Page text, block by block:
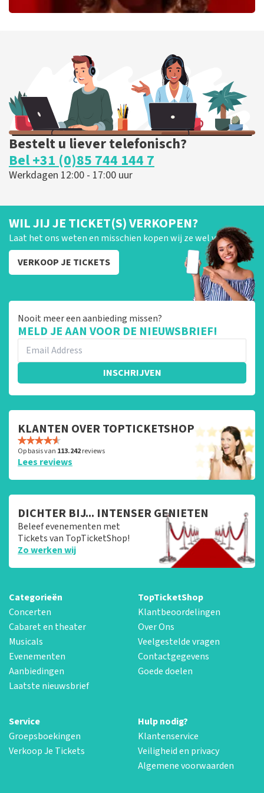
BESTEL NU
Bestelt u liever telefonisch?
Bel +31 (0)85 744 144 7
Werkdagen 12:00 - 17:00 uur
WIL JIJ JE TICKET(S) VERKOPEN?
Laat het ons weten en misschien kopen wij ze wel van je!
VERKOOP JE TICKETS
Nooit meer een aanbieding missen?
MELD JE AAN VOOR DE NIEUWSBRIEF!
INSCHRIJVEN
KLANTEN OVER TOPTICKETSHOP
Op basis van 113.242reviews
Lees reviews
DICHTER BIJ... INTENSER GENIETEN
Beleef evenementen met
Tickets van TopTicketShop!
Zo werken wij
Categorieën
Concerten
Cabaret en theater
Musicals
Evenementen
Aanbiedingen
Laatste nieuwsbrief
TopTicketShop
Klantbeoordelingen
Over Ons
Veelgestelde vragen
Contactgegevens
Goede doelen
Service
Groepsboekingen
Verkoop Je Tickets
Hulp nodig?
Klantenservice
Veiligheid en privacy
Algemene voorwaarden